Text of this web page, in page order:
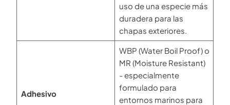
uso de una especie más
duradera para las
chapas exteriores.
Adhesivo
WBP (Water Boil Proof) o
MR (Moisture Resistant)
- especialmente
formulado para
entornos marinos para